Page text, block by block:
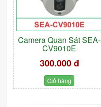
Camera Quan Sát SEA-
CV9010E
300.000 đ
Giỏ hàng